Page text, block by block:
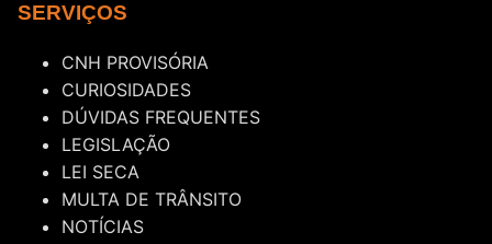
SERVIÇOS
CNH PROVISÓRIA
CURIOSIDADES
DÚVIDAS FREQUENTES
LEGISLAÇÃO
LEI SECA
MULTA DE TRÂNSITO
NOTÍCIAS